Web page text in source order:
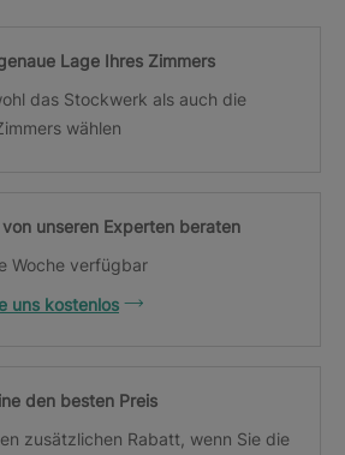
Lage Ihres Zimmers
das Stockwerk als auch die
wählen
unseren Experten beraten
Woche verfügbar
uns kostenlos
den besten Preis
zusätzlichen Rabatt, wenn Sie die